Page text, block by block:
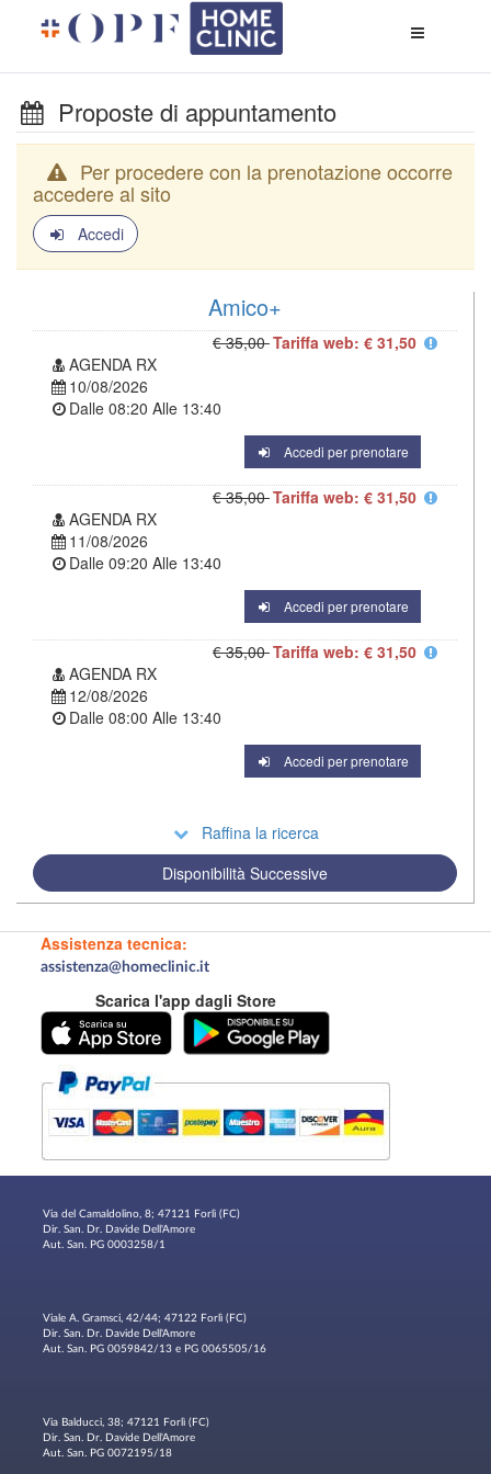
di
Proposte di appuntamento
Per procedere con la prenotazione occorre
accedere al sito
Accedi
Amico+
€ 35,00Tariffa web: € 31,50
AGENDA RX
10/08/2026
Dalle 08:20 Alle 13:40
Accedi per prenotare
€ 35,00Tariffa web: € 31,50
AGENDA RX
11/08/2026
Dalle 09:20 Alle 13:40
Accedi per prenotare
€ 35,00Tariffa web: € 31,50
AGENDA RX
12/08/2026
Dalle 08:00 Alle 13:40
Accedi per prenotare
Raffina la ricerca
Disponibilità Successive
Assistenza tecnica:
assistenza@homeclinic.it
Scarica l'app dagli Store
Via del Camaldolino, 8; 47121 Forlì (FC)
Dir. San. Dr. Davide Dell'Amore
Aut. San. PG 0003258/1
Viale A. Gramsci, 42/44; 47122 Forlì (FC)
Dir. San. Dr. Davide Dell'Amore
Aut. San. PG 0059842/13 e PG 0065505/16
Via Balducci, 38; 47121 Forlì (FC)
Dir. San. Dr. Davide Dell'Amore
Aut. San. PG 0072195/18